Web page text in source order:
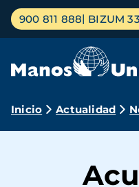
Pasar
contenido
Menú
principal
900 811 888 BIZUM
Ruta
Inicio Actualidad